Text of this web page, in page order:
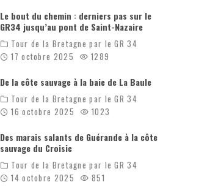
Le bout du chemin : derniers pas sur le
GR34 jusqu’au pont de Saint-Nazaire
Tour de la Bretagne par le GR 34
17 octobre 2025
1289
De la côte sauvage à la baie de La Baule
Tour de la Bretagne par le GR 34
16 octobre 2025
1023
Des marais salants de Guérande à la côte
sauvage du Croisic
Tour de la Bretagne par le GR 34
14 octobre 2025
851